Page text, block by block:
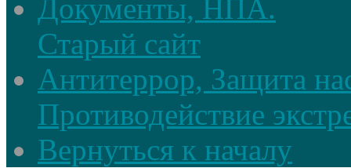
Документы, НПА.
Старый сайт
Антитеррор, Защита
Противодействие
Вернуться к началу